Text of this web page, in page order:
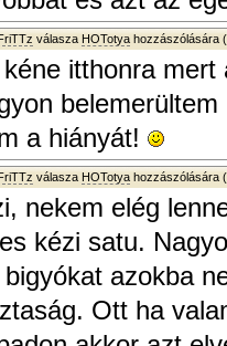
válasza HOTotya hozzászólására (
kéne itthonra
a hiányát!
válasza HOTotya hozzászólására (
nekem elég
kézi satu.
bigyókat azokba
Ott ha